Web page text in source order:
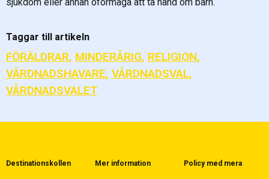
Taggar till artikeln
FÖRÄLDRAR, MINDERÅRIG, RELIGION,
VÅRDNADSHAVARE, VÅRDNADSVAL,
VÅRDNADSVALET
Destinationskollen Mer information Policy med mera